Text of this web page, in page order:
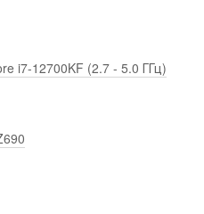
i7-12700KF (2.7 - 5.0 ГГц)